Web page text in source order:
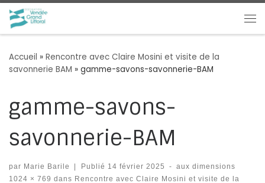
Passer au contenu
Accueil » Rencontre avec Claire Mosini et visite de la
savonnerie BAM » gamme-savons-savonnerie-BAM
gamme-savons-
savonnerie-BAM
par Marie Barile | Publié 14 février 2025 -
aux dimensions
1024 × 769 dans Rencontre avec Claire Mosini et visite de la